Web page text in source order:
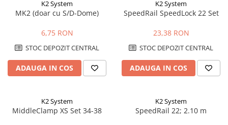
K2 System
MK2 (doar cu S/D-Dome)
6,75 RON
STOC DEPOZIT CENTRAL
ADAUGA IN COS
K2 System
SpeedRail SpeedLock 22 Set
23,38 RON
STOC DEPOZIT CENTRAL
ADAUGA IN COS
K2 System
MiddleClamp XS Set 34-38
K2 System
SpeedRail 22; 2.10 m